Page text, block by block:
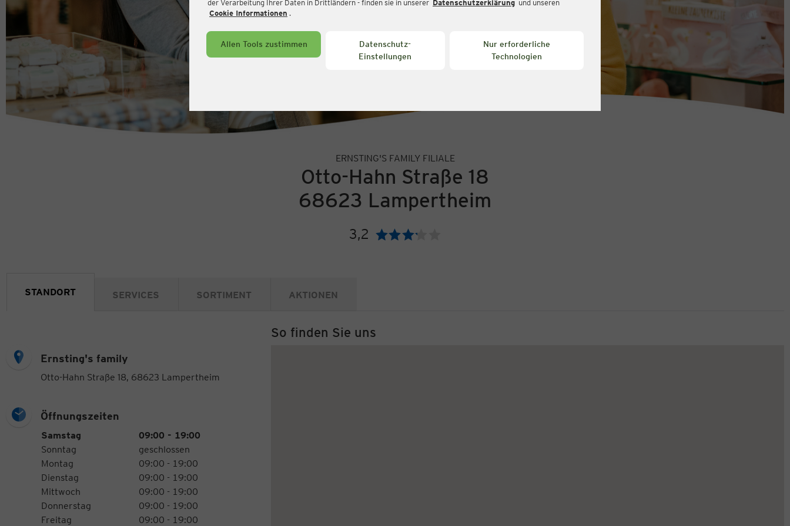
der Verarbeitung Ihrer Daten in Drittländern - finden sie in unserer Datenschutzerklärung und unseren
Cookie Informationen .
Allen Tools zustimmen
Datenschutz-
Einstellungen
Nur erforderliche
Technologien
ERNSTING'S FAMILY FILIALE
Otto-Hahn Straße 18
68623 Lampertheim
3,2 Bewertung:
STANDORT SERVICES SORTIMENT AKTIONEN
Ernsting's family
Otto-Hahn Straße 18, 68623 Lampertheim
Öffnungszeiten
Öffnungszeiten
Wochentag
Samstag
09:00 - 19:00
Sonntag
geschlossen
Montag
09:00 - 19:00
Dienstag
09:00 - 19:00
Mittwoch
09:00 - 19:00
Donnerstag
09:00 - 19:00
Freitag
09:00 - 19:00
So finden Sie uns